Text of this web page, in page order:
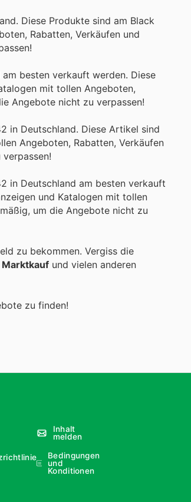
Diese Produkte sind am Black
Rabatten, Verkäufen und
besten verkauft werden. Diese
mit tollen Angeboten,
Angebote nicht zu verpassen!
in Deutschland. Diese Artikel sind
Angeboten, Rabatten, Verkäufen
in Deutschland am besten verkauft
und Katalogen mit tollen
um die Angebote nicht zu
zu bekommen. Vergiss die
Marktkauf und vielen anderen
zu finden!
Inhalt
melden
Bedingungen
und
Konditionen